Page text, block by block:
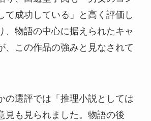
て成功している」と高く評価し
、物語の中心に据えられたキャ
、この作品の強みと見なされて
の選評では「推理小説としては
見も見られました。物語の後